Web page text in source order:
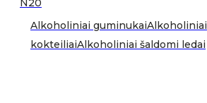
N20
Alkoholiniai guminukaiAlkoholiniai
kokteiliaiAlkoholiniai šaldomi ledai